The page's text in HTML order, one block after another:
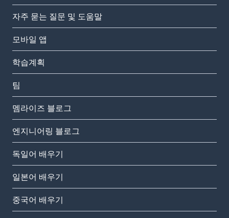
자주 묻는 질문 및 도움말
모바일 앱
학습계획
팀
멤라이즈 블로그
엔지니어링 블로그
독일어 배우기
일본어 배우기
중국어 배우기